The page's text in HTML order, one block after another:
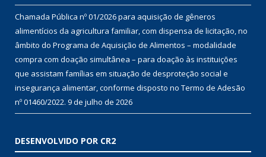
Chamada Pública nº 01/2026 para aquisição de gêneros
alimentícios da agricultura familiar, com dispensa de licitação, no
âmbito do Programa de Aquisição de Alimentos – modalidade
compra com doação simultânea – para doação às instituições
que assistam famílias em situação de desproteção social e
insegurança alimentar, conforme disposto no Termo de Adesão
nº 01460/2022. 9 de julho de 2026
DESENVOLVIDO POR CR2